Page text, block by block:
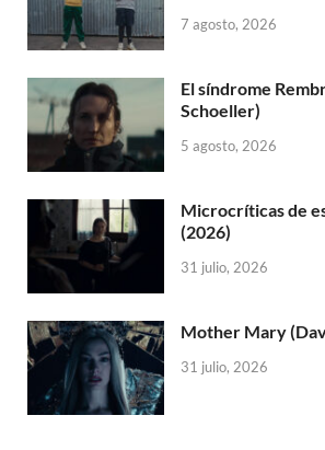
7 agosto, 2026
El síndrome
Schoeller)
5 agosto, 2026
Microcríticas de
(2026)
31 julio, 2026
Mother Mary
31 julio, 2026